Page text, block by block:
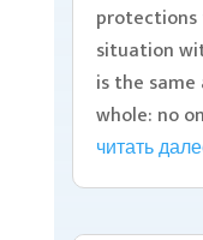
protections
situation
is the
whole: no
читать